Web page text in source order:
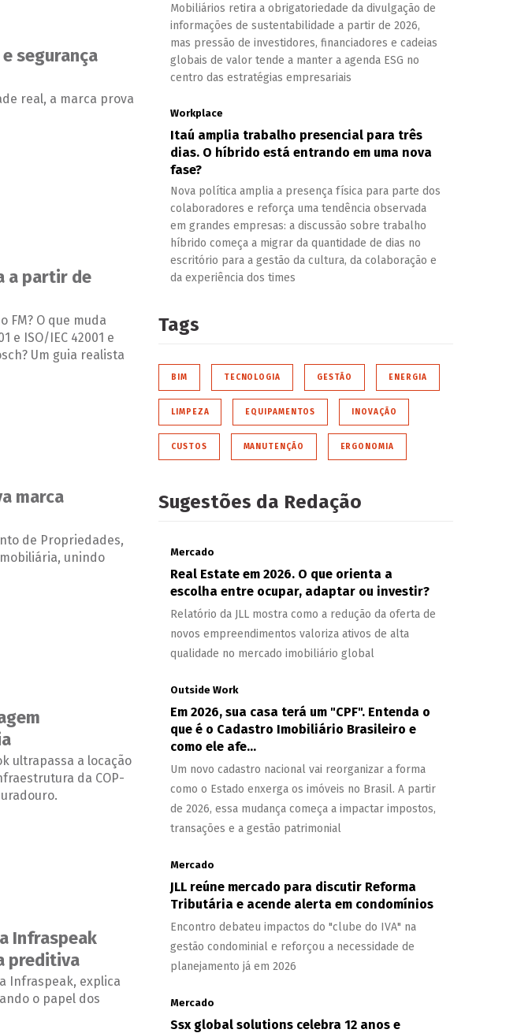
segurança
real, a marca prova
a partir de
FM? O que muda
e ISO/IEC 42001 e
Um guia realista
marca
de Propriedades,
unindo
ultrapassa a locação
da COP-
Infraspeak
preditiva
Infraspeak, explica
o papel dos
Mobiliários retira a obrigatoriedade da divulgação de
informações de sustentabilidade a partir de 2026,
mas pressão de investidores, financiadores e cadeias
globais de valor tende a manter a agenda ESG no
centro das estratégias empresariais
Workplace
Itaú amplia trabalho presencial para três
dias. O híbrido está entrando em uma nova
fase?
Nova política amplia a presença física para parte dos
colaboradores e reforça uma tendência observada
em grandes empresas: a discussão sobre trabalho
híbrido começa a migrar da quantidade de dias no
escritório para a gestão da cultura, da colaboração e
da experiência dos times
Tags
BIM TECNOLOGIA GESTÃO ENERGIA
LIMPEZA EQUIPAMENTOS INOVAÇÃO
CUSTOS MANUTENÇÃO ERGONOMIA
Sugestões da Redação
Mercado
Real Estate em 2026. O que orienta a
escolha entre ocupar, adaptar ou investir?
Relatório da JLL mostra como a redução da oferta de
novos empreendimentos valoriza ativos de alta
qualidade no mercado imobiliário global
Outside Work
Em 2026, sua casa terá um "CPF". Entenda o
que é o Cadastro Imobiliário Brasileiro e
como ele afe...
Um novo cadastro nacional vai reorganizar a forma
como o Estado enxerga os imóveis no Brasil. A partir
de 2026, essa mudança começa a impactar impostos,
transações e a gestão patrimonial
Mercado
JLL reúne mercado para discutir Reforma
Tributária e acende alerta em condomínios
Encontro debateu impactos do "clube do IVA" na
gestão condominial e reforçou a necessidade de
planejamento já em 2026
Mercado
Ssx global solutions celebra 12 anos e